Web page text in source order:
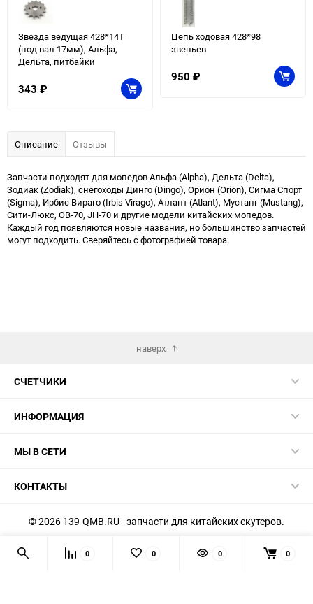
Звезда ведущая 428*14Т
(под вал 17мм), Альфа,
Дельта, питбайки
343 ₽
Цепь ходовая 428*98
звеньев
950 ₽
Описание Отзывы
Запчасти подходят для мопедов Альфа (Alpha), Дельта (Delta),
Зодиак (Zodiak), снегоходы Динго (Dingo), Орион (Orion), Сигма Спорт
(Sigma), Ирбис Вираго (Irbis Virago), Атлант (Atlant), Мустанг (Mustang),
Сити-Люкс, ОВ-70, JH-70 и другие модели китайских мопедов.
Каждый год появляются новые названия, но большинство запчастей
могут подходить. Сверяйтесь с фотографией товара.
наверх
СЧЕТЧИКИ
ИНФОРМАЦИЯ
МЫ В СЕТИ
КОНТАКТЫ
© 2026 139-QMB.RU - запчасти для китайских скутеров.
Мы получаем и обрабатываем персональные данные
посетителей нашего сайта в соответствии с
официальной
0 0 0 0